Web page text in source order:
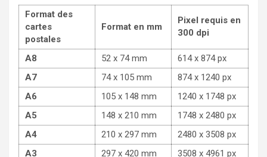
Format des
cartes
postales
Format en mm
Pixel requis en
300 dpi
A8 52 x 74 mm
614 x 874 px
A7
74 x 105 mm
874 x 1240 px
A6
105 x 148 mm
1240 x 1748 px
A5
148 x 210 mm
1748 x 2480 px
A4
210 x 297 mm
2480 x 3508 px
A3
297 x 420 mm
3508 x 4961 px